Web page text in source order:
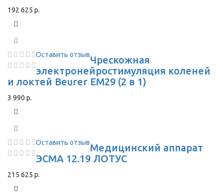
192 625 р.
Оставить отзывЧрескожная
электронейростимуляция коленей
и локтей Beurer EM29 (2 в 1)
3 990 р.
Оставить отзывМедицинский аппарат
ЭСМА 12.19 ЛОТУС
215 625 р.